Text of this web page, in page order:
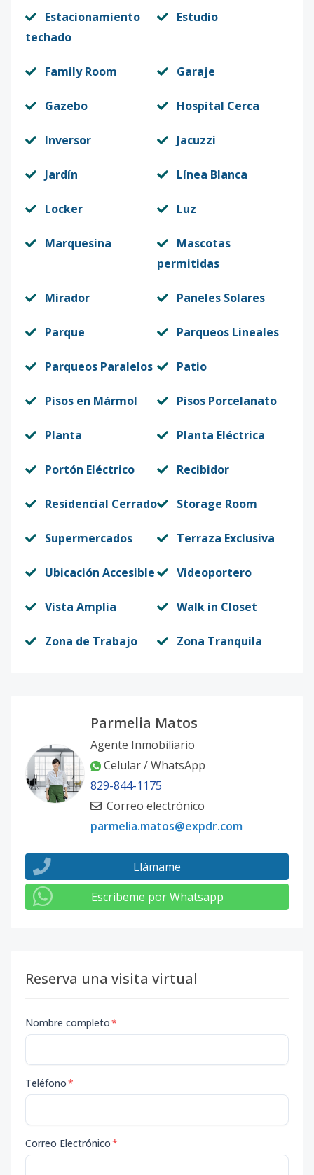
Estacionamiento
techado
Estudio
Family Room Garaje
Gazebo Hospital Cerca
Inversor Jacuzzi
Jardín Línea Blanca
Locker Luz
Marquesina
Mascotas
permitidas
Mirador Paneles Solares
Parque Parqueos Lineales
Parqueos Paralelos Patio
Pisos en Mármol Pisos Porcelanato
Planta Planta Eléctrica
Portón Eléctrico Recibidor
Residencial Cerrado Storage Room
Supermercados Terraza Exclusiva
Ubicación Accesible Videoportero
Vista Amplia Walk in Closet
Zona de Trabajo Zona Tranquila
Parmelia Matos
Agente Inmobiliario
Celular / WhatsApp
829-844-1175
Correo electrónico
parmelia.matos@expdr.com
Llámame
Escribeme por Whatsapp
Reserva una visita virtual
Nombre completo*
Teléfono*
Correo Electrónico*